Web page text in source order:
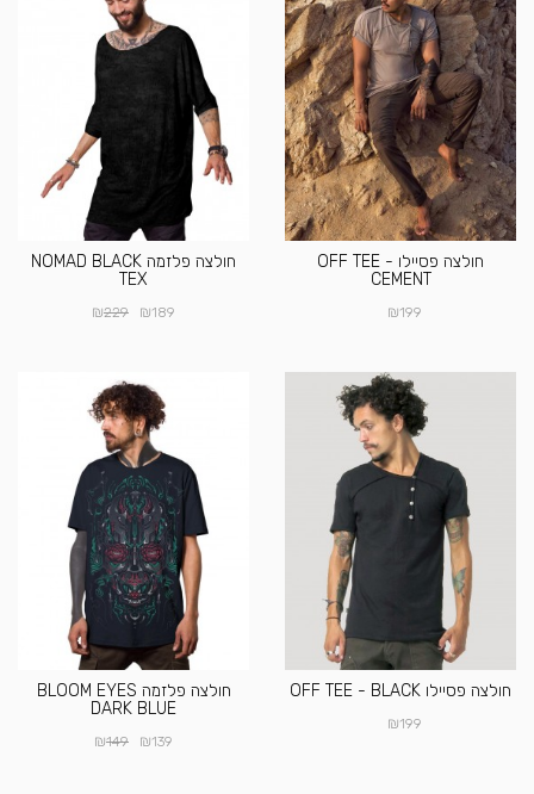
חולצה פסיילו OFF TEE -
CEMENT
₪199
חולצה פלזמה NOMAD BLACK
TEX
₪189
₪229
חולצה פסיילו OFF TEE - BLACK
₪199
חולצה פלזמה BLOOM EYES
DARK BLUE
₪139
₪149